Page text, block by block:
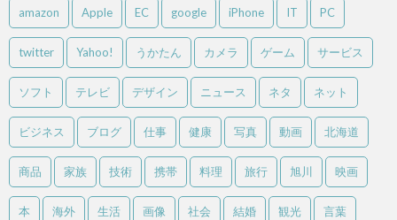
amazon Apple EC google iPhone IT PC
twitter Yahoo! うかたん カメラ ゲーム サービス
ソフト テレビ デザイン ニュース ネタ ネット
ビジネス ブログ 仕事 健康 写真 動画 北海道
商品 家族 技術 携帯 料理 旅行 旭川 映画
本 海外 生活 画像 社会 結婚 観光 言葉